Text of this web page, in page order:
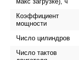
Коэффициент
мощности
Число цилиндров
Число тактов